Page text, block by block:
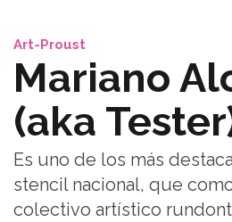
Art-Proust
Mariano
(aka
Es uno de los más
stencil nacional, que
colectivo artístico